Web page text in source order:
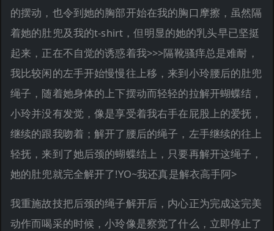
的摆动，也令到她的胸部开始在我的胸口摩擦，虽然隔
着她的肚兜及我的t-shirt，但明显的她的乳头早已坚挺
起来，正在不自觉的诱惑着我>>>隔靴骚痒总是难耐，
我比较闲的左手开始慢慢往上移，来到小玲腰后的肚兜
绳子，随着她身体的上下摆动而轻轻的拉解开蝴蝶结，
小玲并没有发觉，像是享受着我右手在屁股上的爱抚，
继续的跟我吻着；解开了腰后的绳子，左手继续的往上
轻抚，来到了她后颈的蝴蝶结上，只要再解开这绳子，
她的肚兜就完全解开了!YO~我还真是解衣高手阿>
我重施故技把后颈的绳子解开后，内心正为完成这完美
动作而喝采的时候，小玲像是察觉了什么，立即停止了